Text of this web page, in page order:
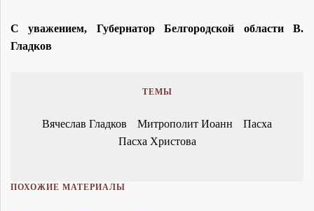
С уважением, Губернатор Белгородской области В.
Гладков
ТЕМЫ
Вячеслав Гладков Митрополит Иоанн
Пасха
Пасха Христова
ПОХОЖИЕ МАТЕРИАЛЫ